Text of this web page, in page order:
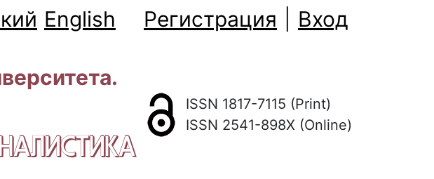
English Регистрация Вход
ISSN 1817-7115 (Print)
ISSN 2541-898X (Online)